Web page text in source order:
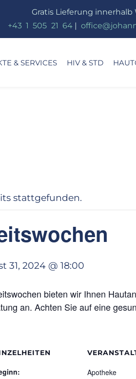
Gratis Lieferung innerhalb
+43 1 505 21 64
& SERVICES HIV & STD
stattgefunden.
31, 2024 @ 18:00
bieten wir Ihnen
an. Achten Sie auf eine
Apotheke